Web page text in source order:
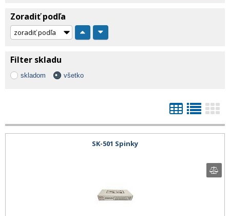
Zoradiť podľa
Filter skladu
skladom všetko
SK-501 Spinky